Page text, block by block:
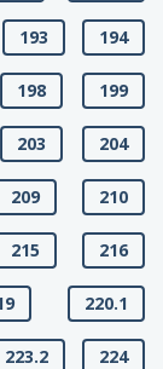
193 194
198 199
203 204
209 210
215 216
220.1
223.2 224